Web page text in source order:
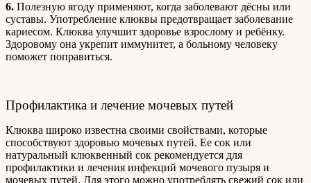
6. Полезную ягоду применяют, когда заболевают дёсны или
суставы. Употребление клюквы предотвращает заболевание
кариесом. Клюква улучшит здоровье взрослому и ребёнку.
Здоровому она укрепит иммунитет, а больному человеку
поможет поправиться.
Профилактика и лечение мочевых путей
Клюква широко известна своими свойствами, которые
способствуют здоровью мочевых путей. Ее сок или
натуральный клюквенный сок рекомендуется для
профилактики и лечения инфекций мочевого пузыря и
мочевых путей. Для этого можно употреблять свежий сок или